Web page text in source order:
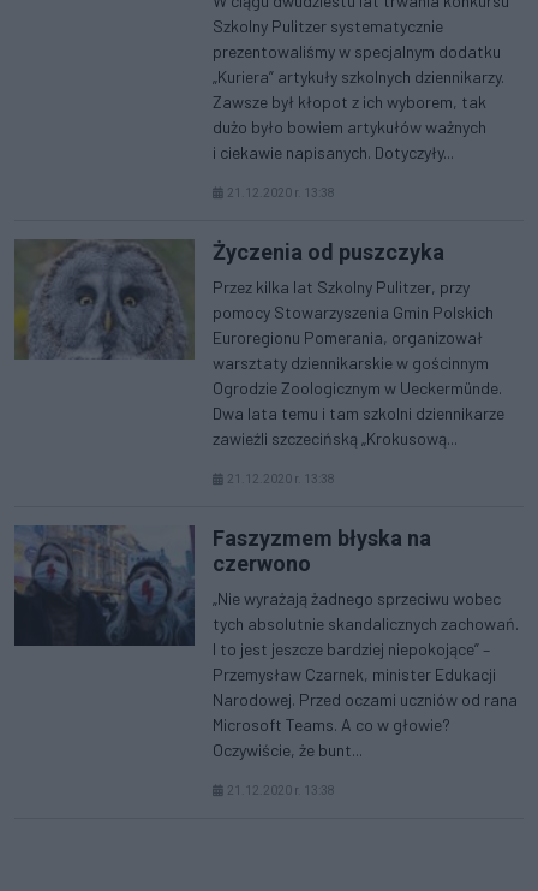
Szkolny Pulitzer systematycznie
prezentowaliśmy w specjalnym dodatku
„Kuriera” artykuły szkolnych dziennikarzy.
Zawsze był kłopot z ich wyborem, tak
dużo było bowiem artykułów ważnych
i ciekawie napisanych. Dotyczyły...
21.12.2020 r. 13:38
Życzenia od puszczyka
Przez kilka lat Szkolny Pulitzer, przy
pomocy Stowarzyszenia Gmin Polskich
Euroregionu Pomerania, organizował
warsztaty dziennikarskie w gościnnym
Ogrodzie Zoologicznym w Ueckermünde.
Dwa lata temu i tam szkolni dziennikarze
zawieźli szczecińską „Krokusową...
21.12.2020 r. 13:38
Faszyzmem błyska na
czerwono
„Nie wyrażają żadnego sprzeciwu wobec
tych absolutnie skandalicznych zachowań.
I to jest jeszcze bardziej niepokojące” –
Przemysław Czarnek, minister Edukacji
Narodowej. Przed oczami uczniów od rana
Microsoft Teams. A co w głowie?
Oczywiście, że bunt...
21.12.2020 r. 13:38